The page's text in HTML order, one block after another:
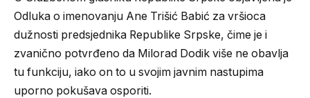
Odluka o imenovanju Ane Trišić Babić za vršioca
dužnosti predsjednika Republike Srpske, čime je i
zvanično potvrđeno da Milorad Dodik više ne obavlja
tu funkciju, iako on to u svojim javnim nastupima
uporno pokušava osporiti.